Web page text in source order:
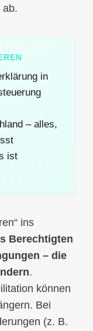
ab.
in
– alles,
ist
ins
Berechtigten
– die
.
können
Bei
(z. B.